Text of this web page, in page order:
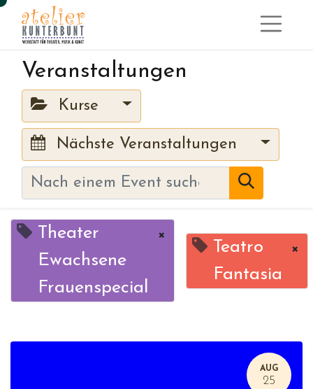
Veranstaltungen
Kurse
Nächste Veranstaltungen
Theater
Ewachsene
Frauenspecial
×
Teatro
Fantasia
×
AUG
25